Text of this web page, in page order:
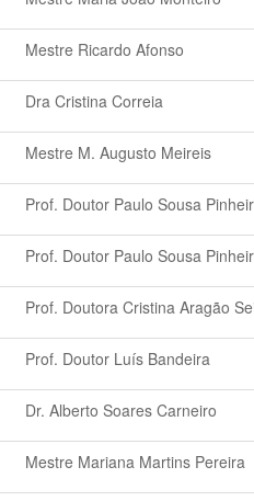
Mestre Ricardo Afonso
Dra Cristina Correia
Mestre M. Augusto Meireis
Prof. Doutor Paulo Sousa
Prof. Doutor Paulo Sousa
Prof. Doutora Cristina Aragão
Prof. Doutor Luís Bandeira
Dr. Alberto Soares Carneiro
Mestre Mariana Martins Pereira